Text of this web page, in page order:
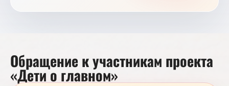
Обращение к участникам проекта
«Дети о главном»